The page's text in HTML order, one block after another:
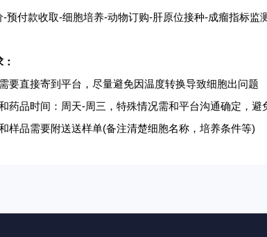
-预付款收取-细胞培养-动物订购-肝原位接种-成瘤指标监
要直接寄到平台，尽量避免因温度转换导致细胞出问题
药品时间：周天-周三，特殊情况需和平台沟通确定，
样品需要附送送样单(备注清楚细胞名称，培养条件等)